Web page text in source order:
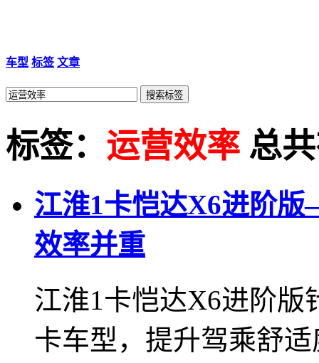
车型 标签 文章
标签： 运营效率 总
江淮1卡恺达X6进阶
效率并重
江淮1卡恺达X6进阶版
卡车型，提升驾乘舒